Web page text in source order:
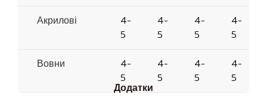
Акрилові
4-
5
4-
5
4-
5
4-
5
Вовни
4-
5
4-
5
4-
5
4-
5
Додатки